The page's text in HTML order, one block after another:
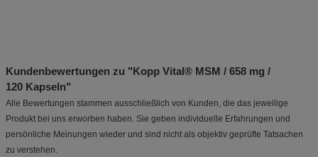
Kundenbewertungen zu "Kopp Vital® MSM / 658 mg /
120 Kapseln"
Alle Bewertungen stammen ausschließlich von Kunden, die das jeweilige
Produkt bei uns erworben haben. Sie geben individuelle Erfahrungen und
persönliche Meinungen wieder und sind nicht als objektiv geprüfte Tatsachen
zu verstehen.